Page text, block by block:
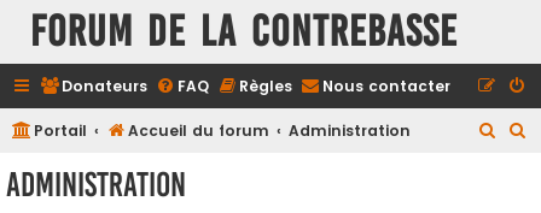
FORUM DE LA CONTREBASSE
Donateurs FAQ Règles Nous contacter
Portail Accueil du forum Administration
Administration